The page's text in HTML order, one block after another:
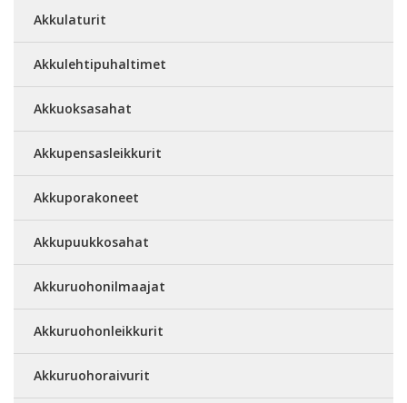
Akkulaturit
Akkulehtipuhaltimet
Akkuoksasahat
Akkupensasleikkurit
Akkuporakoneet
Akkupuukkosahat
Akkuruohonilmaajat
Akkuruohonleikkurit
Akkuruohoraivurit